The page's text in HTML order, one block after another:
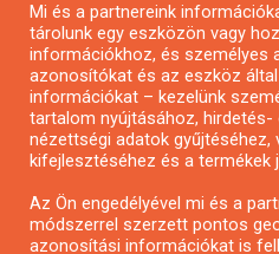
Pályázatírás civil
Pályázatírás
Pályázatfigyelés
Specifikus pályázatfigyelés
Mi és a partnereink
tárolunk egy eszközön vagy
információkhoz, és személyes
azonosítókat és az eszköz
információkat – kezelünk
tartalom nyújtásához,
nézettségi adatok gyűjtéséhez,
kifejlesztéséhez és a termékek
Az Ön engedélyével mi és a
módszerrel szerzett pontos
azonosítási információkat is